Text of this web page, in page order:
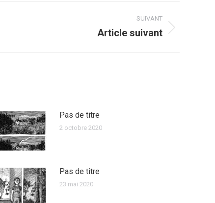
SUIVANT
Article suivant
Pas de titre
2 octobre 2020
Pas de titre
23 mai 2020